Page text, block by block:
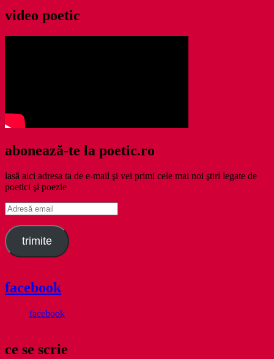
video poetic
abonează-te la poetic.ro
lasă aici adresa ta de e-mail şi vei primi cele mai noi ştiri legate de
poetici şi poezie
Adresă
email
trimite
facebook
facebook
ce se scrie